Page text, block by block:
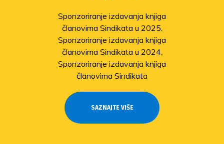
Sponzoriranje izdavanja knjiga
članovima Sindikata u 2025.
Sponzoriranje izdavanja knjiga
članovima Sindikata u 2024.
Sponzoriranje izdavanja knjiga
članovima Sindikata
SAZNAJTE VIŠE